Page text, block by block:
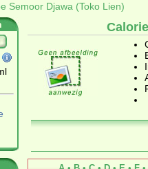
Semoor Djawa (Toko Lien)